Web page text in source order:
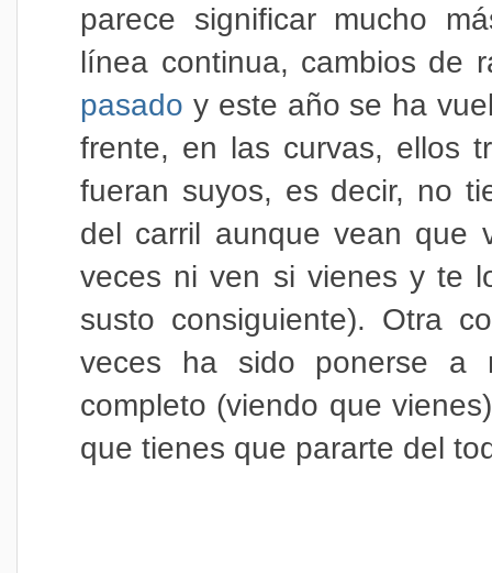
parece significar mucho
línea continua, cambios de
pasado y este año se ha
frente, en las curvas, ellos
fueran suyos, es decir, no
del carril aunque vean que
veces ni ven si vienes y te
susto consiguiente). Otra
veces ha sido ponerse a
completo (viendo que
que tienes que pararte del